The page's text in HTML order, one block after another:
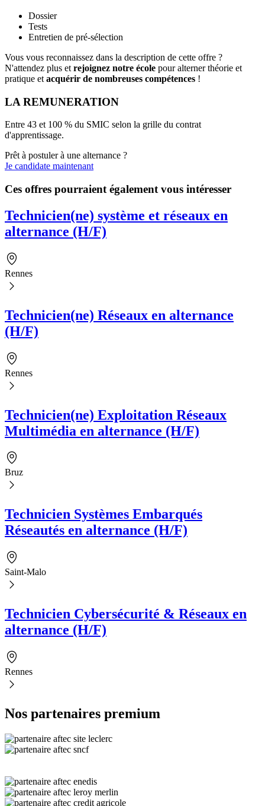
Dossier
Tests
Entretien de pré-sélection
Vous vous reconnaissez dans la description de cette offre ?
N'attendez plus et rejoignez notre école pour alterner théorie et
pratique et acquérir de nombreuses compétences !
LA REMUNERATION
Entre 43 et 100 % du SMIC selon la grille du contrat
d'apprentissage.
Prêt à postuler à une alternance ?
Je candidate maintenant
Ces offres pourraient également vous intéresser
Technicien(ne) système et réseaux en
alternance (H/F)
Rennes
Technicien(ne) Réseaux en alternance
(H/F)
Rennes
Technicien(ne) Exploitation Réseaux
Multimédia en alternance (H/F)
Bruz
Technicien Systèmes Embarqués
Réseautés en alternance (H/F)
Saint-Malo
Technicien Cybersécurité & Réseaux en
alternance (H/F)
Rennes
Nos partenaires premium